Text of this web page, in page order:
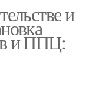
и
и ППЦ: